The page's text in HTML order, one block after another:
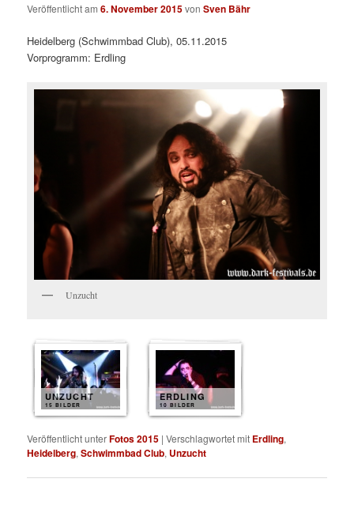
Veröffentlicht am6. November 2015vonSven Bähr
Heidelberg (Schwimmbad Club), 05.11.2015
Vorprogramm: Erdling
Unzucht
UNZUCHT
15 BILDER
ERDLING
10 BILDER
Veröffentlicht unterFotos 2015 |Verschlagwortet mit Erdling,
Heidelberg,Schwimmbad Club, Unzucht